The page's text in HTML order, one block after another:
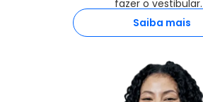
fazer o vestibular.
Saiba mais